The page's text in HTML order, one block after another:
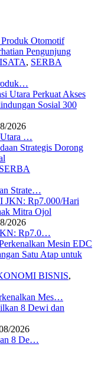
, SERBA
2026
Utara …
SERBA
Strate…
2026
Rp7.0…
BISNIS,
Mes…
2026
8 De…